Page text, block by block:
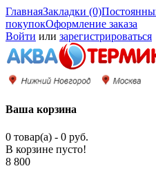
ГлавнаяЗакладки (0)
покупокОформление заказа
Войти или зарегистрироваться
Ваша корзина
0 товар(а) - 0 руб.
В корзине пусто!
8 800